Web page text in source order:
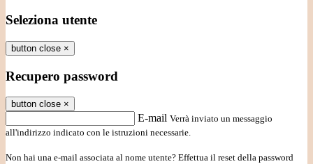
Seleziona utente
button close ×
Recupero password
button close ×
E-mail Verrà inviato un messaggio
all'indirizzo indicato con le istruzioni necessarie.
Non hai una e-mail associata al nome utente? Effettua il reset della password